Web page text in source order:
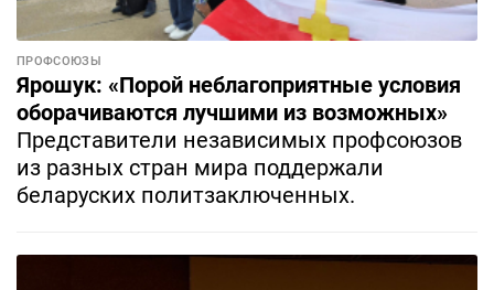
ПРОФСОЮЗЫ
Ярошук: «Порой неблагоприятные условия
оборачиваются лучшими из возможных»
Представители независимых профсоюзов
из разных стран мира поддержали
беларуских политзаключенных.